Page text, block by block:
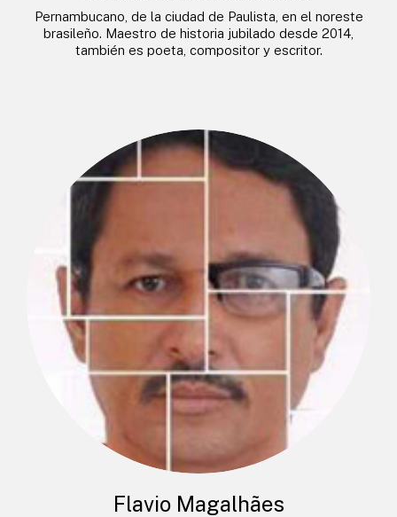
Pernambucano, de la ciudad de Paulista, en el noreste
brasileño. Maestro de historia jubilado desde 2014,
también es poeta, compositor y escritor.
Flavio Magalhães